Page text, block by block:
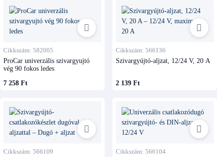
Cikkszám: 582005
ProCar univerzális szivargyujtó
vég 90 fokos ledes
7 258 Ft
Cikkszám: 566136
Szivargyújtó-aljzat, 12/24 V, 20 A
2 139 Ft
Cikkszám: 566109 Cikkszám: 566104